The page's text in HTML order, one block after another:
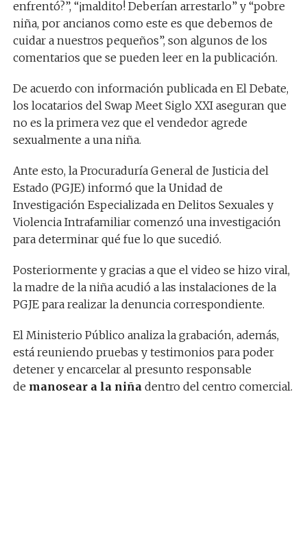
enfrentó?”, “¡maldito! Deberían arrestarlo” y “pobre
niña, por ancianos como este es que debemos de
cuidar a nuestros pequeños”, son algunos de los
comentarios que se pueden leer en la publicación.
De acuerdo con información publicada en El Debate,
los locatarios del Swap Meet Siglo XXI aseguran que
no es la primera vez que el vendedor agrede
sexualmente a una niña.
Ante esto, la Procuraduría General de Justicia del
Estado (PGJE) informó que la Unidad de
Investigación Especializada en Delitos Sexuales y
Violencia Intrafamiliar comenzó una investigación
para determinar qué fue lo que sucedió.
Posteriormente y gracias a que el video se hizo viral,
la madre de la niña acudió a las instalaciones de la
PGJE para realizar la denuncia correspondiente.
El Ministerio Público analiza la grabación, además,
está reuniendo pruebas y testimonios para poder
detener y encarcelar al presunto responsable
de manosear a la niñadentro del centro comercial.